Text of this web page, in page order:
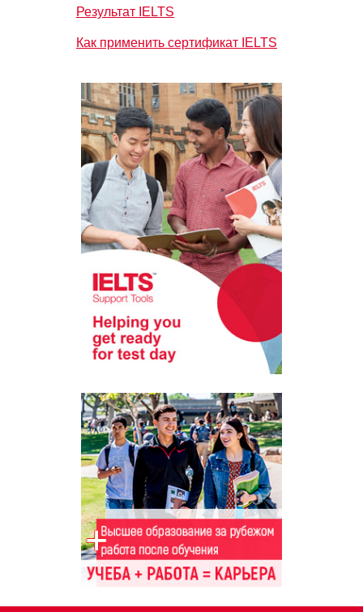
Результат IELTS
Как применить сертификат IELTS